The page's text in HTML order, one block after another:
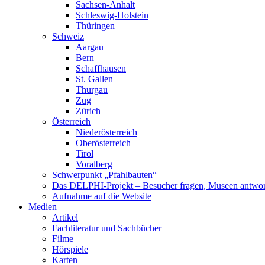
Sachsen-Anhalt
Schleswig-Holstein
Thüringen
Schweiz
Aargau
Bern
Schaffhausen
St. Gallen
Thurgau
Zug
Zürich
Österreich
Niederösterreich
Oberösterreich
Tirol
Voralberg
Schwerpunkt „Pfahlbauten“
Das DELPHI-Projekt – Besucher fragen, Museen
Aufnahme auf die Website
Medien
Artikel
Fachliteratur und Sachbücher
Filme
Hörspiele
Karten